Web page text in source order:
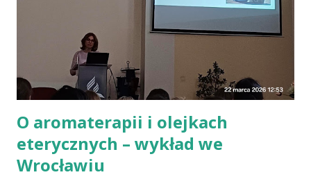
niepewność i brak zaufania do instytucji służby zdrowia, bowiem
społeczeństwo oczekuje konkretnych, jednolitych zaleceń.
Trzeba pamiętać, że każdego roku towarzystwa naukowe czy
grupy robocze z różnych dziedzin publikują...
O aromaterapii i olejkach
eterycznych – wykład we
Wrocławiu